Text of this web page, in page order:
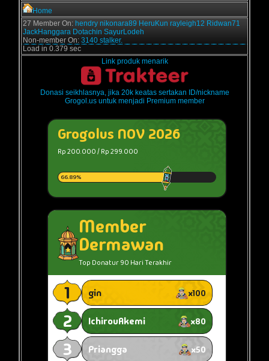
Home
27 Member On: hendry nikonara89 HeruKun rayleigh12 Ridwan71
JackHanggara Dotachin SayurLodeh
Non-member On: 3140 stalker.
Load in 0.379 sec
Link produk menarik
Donasi seikhlasnya, jika 20k keatas sertakan ID/nickname
Grogol.us untuk menjadi Premium member